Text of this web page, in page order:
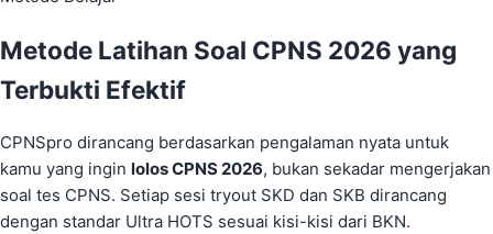
Metode Latihan Soal CPNS 2026 yang
Terbukti Efektif
CPNSpro dirancang berdasarkan pengalaman nyata untuk
kamu yang ingin lolos CPNS 2026, bukan sekadar mengerjakan
soal tes CPNS. Setiap sesi tryout SKD dan SKB dirancang
dengan standar Ultra HOTS sesuai kisi-kisi dari BKN.